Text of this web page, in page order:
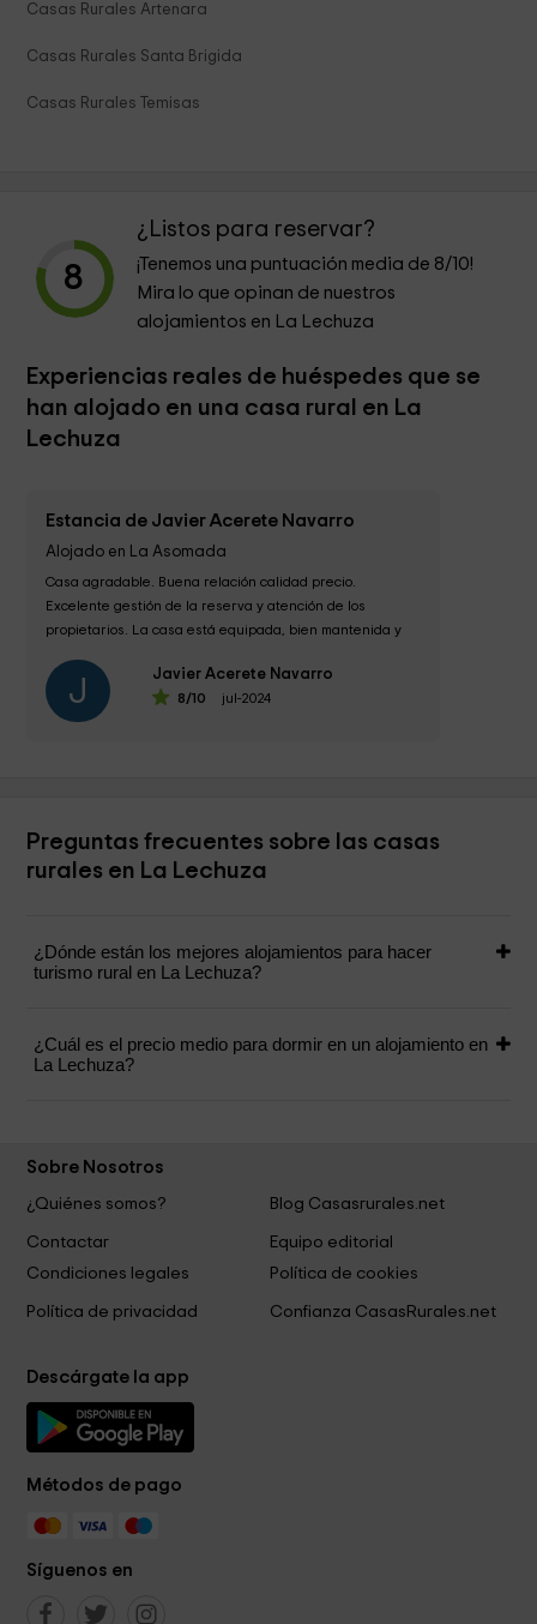
Casas Rurales Artenara
Casas Rurales Santa Brigida
Casas Rurales Temisas
8
¿Listos para reservar?
¡Tenemos una puntuación media de 8/10!
Mira lo que opinan de nuestros
alojamientos en La Lechuza
Experiencias reales de huéspedes que se
han alojado en una casa rural en La
Lechuza
Estancia de Javier Acerete Navarro
Alojado en La Asomada
Casa agradable. Buena relación calidad precio.
Excelente gestión de la reserva y atención de los
propietarios. La casa está equipada, bien mantenida y
J Javier Acerete Navarro
8/10 jul-2024
Preguntas frecuentes sobre las casas
rurales en La Lechuza
¿Dónde están los mejores alojamientos para hacer
turismo rural en La Lechuza?
¿Cuál es el precio medio para dormir en un alojamiento en
La Lechuza?
Sobre Nosotros
¿Quiénes somos?
Blog Casasrurales.net
Contactar
Equipo editorial
Condiciones legales
Política de cookies
Política de privacidad Confianza CasasRurales.net
Descárgate la app
Métodos de pago
Síguenos en